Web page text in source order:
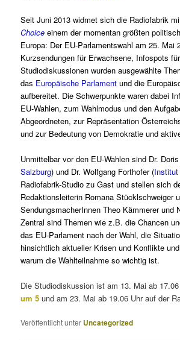
Seit Juni 2013 widmet sich die Radiofabrik
Choice einem der momentan größten
Europa: Der EU-Parlamentswahl am 25. Mai
Kurzsendungen für Erwachsene, Infospots
Studiodiskussionen wurden ausgewählte
das Europäische Parlament und die
aufbereitet. Die Schwerpunkte waren dabei
EU-Wahlen, zum Wahlmodus und den
Abgeordneten, zur Repräsentation
und zur Bedeutung von Demokratie und
Unmittelbar vor den EU-Wahlen sind Dr.
Salzburg) und Dr. Wolfgang Forthofer (
Radiofabrik-Studio zu Gast und stellen sich
Redaktionsleiterin Romana Stücklschweiger
SendungsmacherInnen Theo Kämmerer und
Zentral sind Themen wie z.B. die Chancen
das EU-Parlament nach der Wahl, die
hinsichtlich aktueller Krisen und Konflikte
warum die Wahlteilnahme so wichtig ist.
Die Studiodiskussion ist am 13. Mai ab
um 5 und am 23. Mai ab 19.06 Uhr auf der
Veröffentlicht unter Uncategorized